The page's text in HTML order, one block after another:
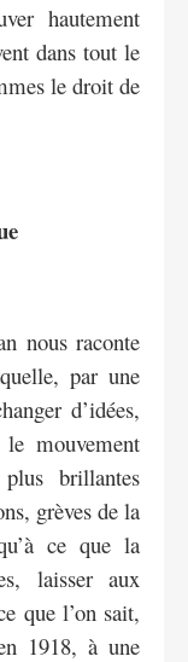
hautement
dans tout le
le droit de
nous raconte
par une
d’idées,
mouvement
brillantes
grèves de la
ce que la
laisser aux
que l’on sait,
1918, à une